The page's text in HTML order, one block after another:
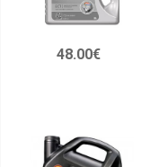
48.00€